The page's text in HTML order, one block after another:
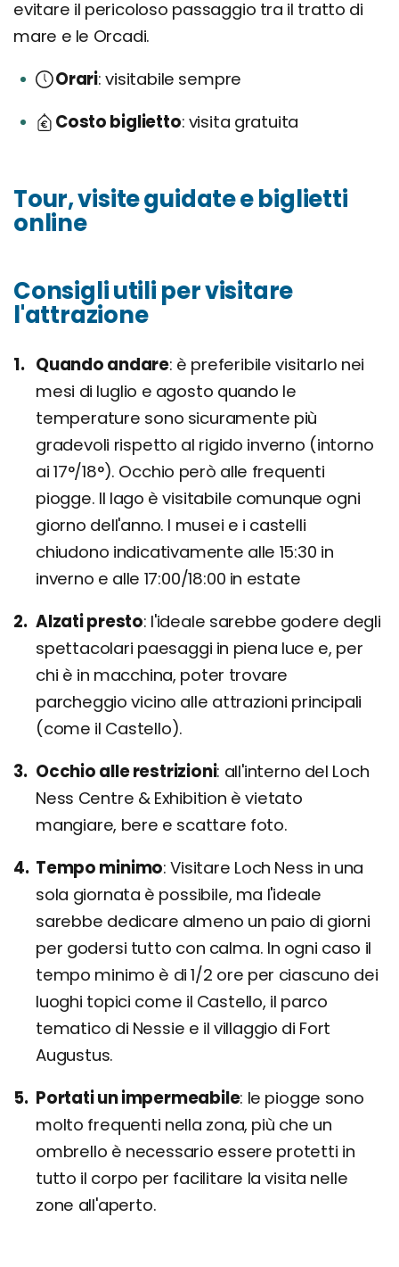
evitare il pericoloso passaggio tra il tratto di
mare e le Orcadi.
Orari visitabile sempre
Costo biglietto visita gratuita
Tour, visite guidate e biglietti
online
Consigli utili per visitare
l'attrazione
Quando andare è preferibile visitarlo nei
mesi di luglio e agosto quando le
temperature sono sicuramente più
gradevoli rispetto al rigido inverno (intorno
ai 17°/18°). Occhio però alle frequenti
piogge. Il lago è visitabile comunque ogni
giorno dell'anno. I musei e i castelli
chiudono indicativamente alle 15:30 in
inverno e alle 17:00/18:00 in estate
Alzati presto l'ideale sarebbe godere degli
spettacolari paesaggi in piena luce e, per
chi è in macchina, poter trovare
parcheggio vicino alle attrazioni principali
(come il Castello).
Occhio alle restrizioni all'interno del Loch
Ness Centre & Exhibition è vietato
mangiare, bere e scattare foto.
Tempo minimo Visitare Loch Ness in una
sola giornata è possibile, ma l'ideale
sarebbe dedicare almeno un paio di giorni
per godersi tutto con calma. In ogni caso il
tempo minimo è di 1/2 ore per ciascuno dei
luoghi topici come il Castello, il parco
tematico di Nessie e il villaggio di Fort
Augustus.
Portati un impermeabile le piogge sono
molto frequenti nella zona, più che un
ombrello è necessario essere protetti in
tutto il corpo per facilitare la visita nelle
zone all'aperto.